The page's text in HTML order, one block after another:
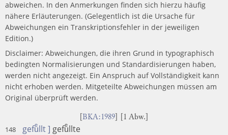
abweichen. In den Anmerkungen finden sich hierzu häufig
nähere Erläuterungen. (Gelegentlich ist die Ursache für
Abweichungen ein Transkriptionsfehler in der jeweiligen
Edition.)
Disclaimer: Abweichungen, die ihren Grund in typographisch
bedingten Normalisierungen und Standardisierungen haben,
werden nicht angezeigt. Ein Anspruch auf Vollständigkeit kann
nicht erhoben werden. Mitgeteilte Abweichungen müssen am
Original überprüft werden.
BKA:1989 ] [1 Abw.]
148 gefuͤllt ] gefuͤllte